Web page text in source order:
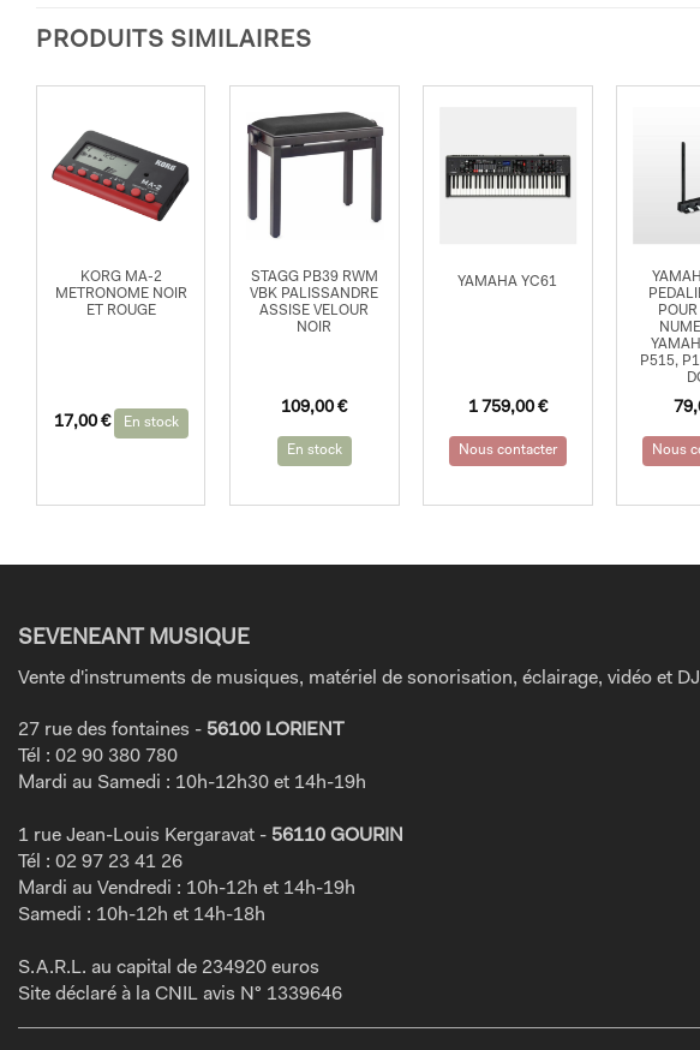
PRODUITS SIMILAIRES
KORG MA-2
METRONOME NOIR
ET ROUGE
17,00 € En stock
STAGG PB39 RWM
VBK PALISSANDRE
ASSISE VELOUR
NOIR
109,00€
En stock
YAMAHA YC61
1 759,00 €
Nous contacter
P515,
Nous
SEVENEANT MUSIQUE
Vente d'instruments de musiques, matériel de sonorisation, éclairage, vidéo et
27 rue des fontaines - 56100 LORIENT
Tél : 02 90 380 780
Mardi au Samedi : 10h-12h30 et 14h-19h
1 rue Jean-Louis Kergaravat - 56110 GOURIN
Tél : 02 97 23 41 26
Mardi au Vendredi : 10h-12h et 14h-19h
Samedi : 10h-12h et 14h-18h
S.A.R.L. au capital de 234920 euros
Site déclaré à la CNIL avis N° 1339646